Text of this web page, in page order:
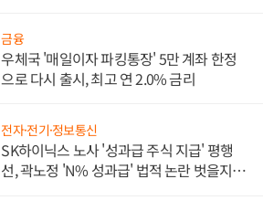
금융
우체국 '매일이자 파킹통장' 5만 계좌 한정
으로 다시 출시, 최고 연 2.0% 금리
전자·전기·정보통신
SK하이닉스 노사 '성과급 주식 지급' 평행
선, 곽노정 'N% 성과급' 법적 논란 벗을지 주